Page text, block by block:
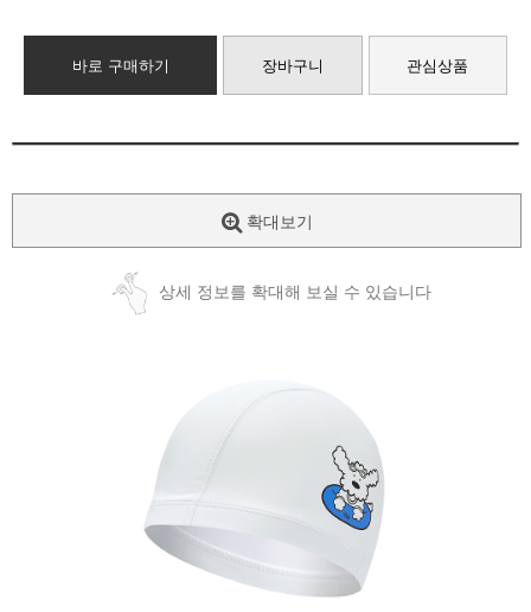
바로 구매하기 장바구니 관심상품
확대보기
상세 정보를 확대해 보실 수 있습니다